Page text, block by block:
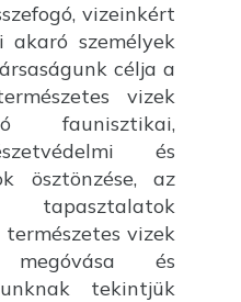
vizeinkért
személyek
célja a
vizek
faunisztikai,
és
ösztönzése, az
tapasztalatok
vizek
megóvása és
tekintjük